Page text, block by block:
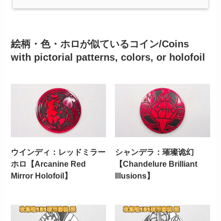
絵柄・色・ホロが似ているコイン/Coins
with pictorial patterns, colors, or holofoil
ウインディ：レッドミラー
ホロ【Arcanine Red
Mirror Holofoil】
シャンデラ：璀璨诡幻
【Chandelure Brilliant
Illusions】